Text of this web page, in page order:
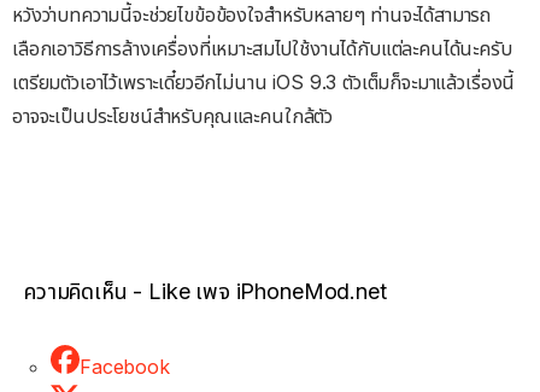
หวังว่าบทความนี้จะช่วยไขข้อข้องใจสำหรับหลายๆ ท่านจะได้สามารถ
เลือกเอาวิธีการล้างเครื่องที่เหมาะสมไปใช้งานได้กับแต่ละคนได้นะครับ
เตรียมตัวเอาไว้เพราะเดี๋ยวอีกไม่นาน iOS 9.3 ตัวเต็มก็จะมาแล้วเรื่องนี้
อาจจะเป็นประโยชน์สำหรับคุณและคนใกล้ตัว
ความคิดเห็น - Like เพจ iPhoneMod.net
Facebook